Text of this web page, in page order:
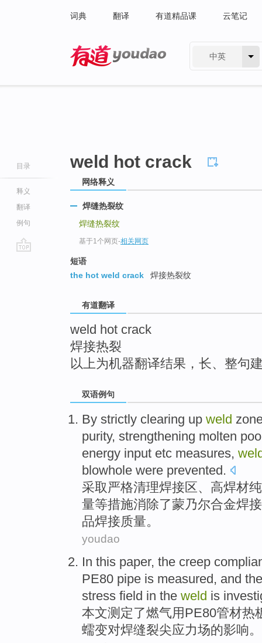
词典 翻译 有道精品课 云笔记
中英
目录
释义
翻译
例句
weld hot crack
网络释义
焊缝热裂纹
焊缝热裂纹
基于1个网页-相关网页
短语
the hot weld crack
焊接热裂纹
有道翻译
weld hot crack
焊接热裂
以上为机器翻译结果，长、整句
双语例句
By strictly clearing up weld
purity, strengthening molten
energy input etc measures,
blowhole were prevented.
采取 严格清理焊接区、高焊材
量等措施消除了蒙乃尔合金焊
品焊接质量。
youdao
In this paper, the creep
PE80 pipe is measured, and
stress field in the weld is
本文测定了燃气用 PE80管材热
蠕变对焊缝裂尖应力场的影响。